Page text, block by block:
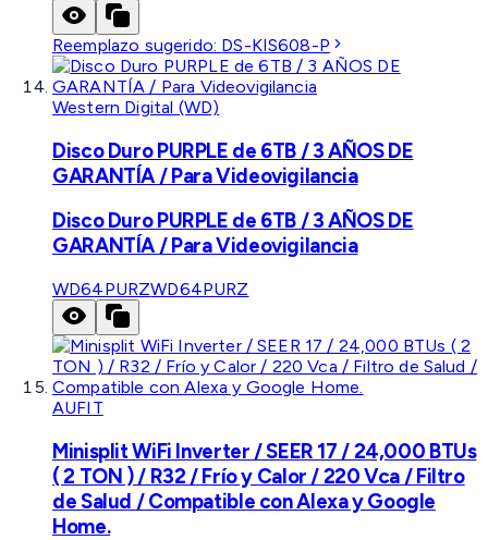
Reemplazo sugerido: DS-KIS608-P
Western Digital (WD)
Disco Duro PURPLE de 6TB / 3 AÑOS DE
GARANTÍA / Para Videovigilancia
Disco Duro PURPLE de 6TB / 3 AÑOS DE
GARANTÍA / Para Videovigilancia
WD64PURZWD64PURZ
AUFIT
Minisplit WiFi Inverter / SEER 17 / 24,000 BTUs
( 2 TON ) / R32 / Frío y Calor / 220 Vca / Filtro
de Salud / Compatible con Alexa y Google
Home.